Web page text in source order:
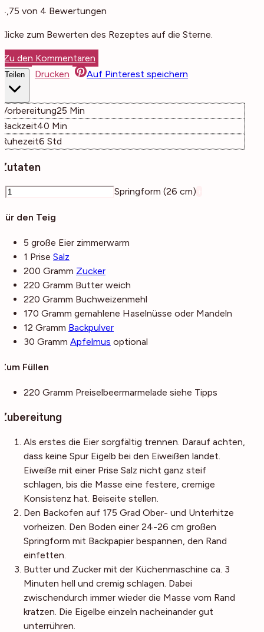
4,75 von 4 Bewertungen
Klicke zum Bewerten des Rezeptes auf die Sterne.
Zu den Kommentaren
Teilen Drucken Auf Pinterest speichern
Vorbereitung25 Minuten
Min
Backzeit40 Minuten
Min
Ruhezeit6 Stunden
Std
Zutaten
Springform (26 cm)
Für den Teig
5 große Eier zimmerwarm
1 Prise Salz
200 Gramm Zucker
220 Gramm Butter weich
220 Gramm Buchweizenmehl
170 Gramm gemahlene Haselnüsse oder Mandeln
12 Gramm Backpulver
30 Gramm Apfelmus optional
Zum Füllen
220 Gramm Preiselbeermarmelade siehe Tipps
Zubereitung
Als erstes die Eier sorgfältig trennen. Darauf achten,
dass keine Spur Eigelb bei den Eiweißen landet.
Eiweiße mit einer Prise Salz nicht ganz steif
schlagen, bis die Masse eine festere, cremige
Konsistenz hat. Beiseite stellen.
Den Backofen auf 175 Grad Ober- und Unterhitze
vorheizen. Den Boden einer 24-26 cm großen
Springform mit Backpapier bespannen, den Rand
einfetten.
Butter und Zucker mit der Küchenmaschine ca. 3
Minuten hell und cremig schlagen. Dabei
zwischendurch immer wieder die Masse vom Rand
kratzen. Die Eigelbe einzeln nacheinander gut
unterrühren.